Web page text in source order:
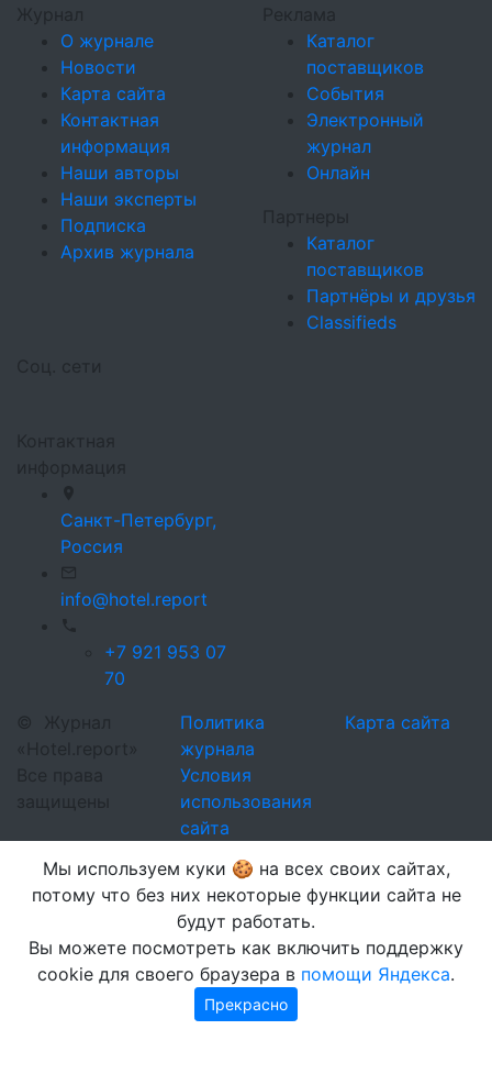
Журнал
О журнале
Новости
Карта сайта
Контактная
информация
Наши авторы
Наши эксперты
Подписка
Архив журнала
Реклама
Каталог
поставщиков
События
Электронный
журнал
Онлайн
Партнеры
Каталог
поставщиков
Партнёры и друзья
Classifieds
Соц. сети
Контактная
информация
Санкт-Петербург,
Россия
info@hotel.report
+7 921 953 07
70
©
Журнал
«Hotel.report»
Все права
защищены
Политика
журнала
Условия
использования
сайта
Карта сайта
Мы используем куки 🍪 на всех своих сайтах,
потому что без них некоторые функции сайта не
будут работать.
Вы можете посмотреть как включить поддержку
cookie для своего браузера в помощи Яндекса.
Прекрасно